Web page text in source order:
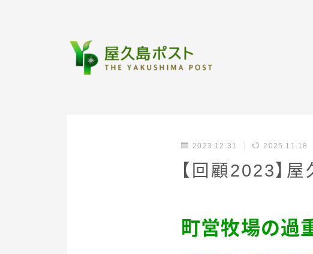
2023.12.31 2025.11.18
【回顧2023】
町営牧場の過